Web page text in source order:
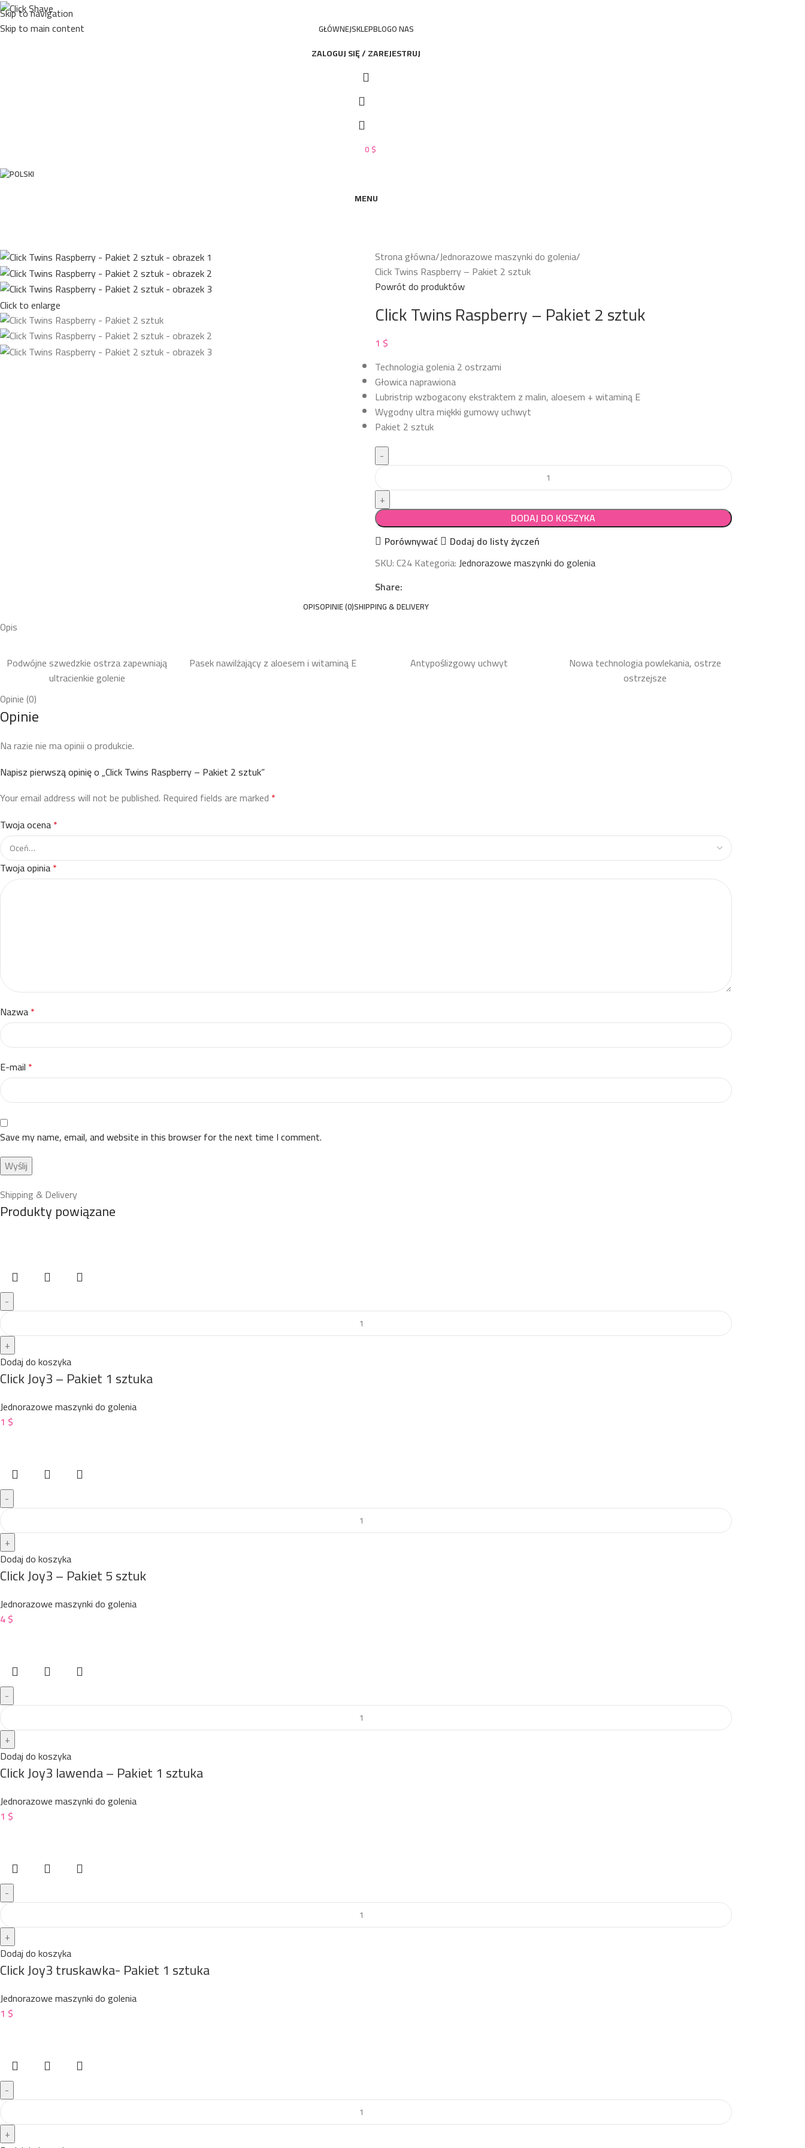
Skip to navigation
Skip to main content
GŁÓWNEJSKLEPBLOGO NAS
ZALOGUJ SIĘ / ZAREJESTRUJ
0$
MENU
Click to enlarge
Strona główna Jednorazowe maszynki do golenia
Click Twins Raspberry – Pakiet 2 sztuk
Powrót do produktów
Click Twins Raspberry – Pakiet 2 sztuk
1 $
Technologia golenia 2 ostrzami
Głowica naprawiona
Lubristrip wzbogacony ekstraktem z malin, aloesem + witaminą E
Wygodny ultra miękki gumowy uchwyt
Pakiet 2 sztuk
DODAJ DO KOSZYKA
Porównywać
Dodaj do listy życzeń
SKU:C24Kategoria:Jednorazowe maszynki do golenia
Share:
OPISOPINIE (0)SHIPPING & DELIVERY
Opis
Podwójne szwedzkie ostrza zapewniają
ultracienkie golenie
Pasek nawilżający z aloesem i witaminą E Antypoślizgowy uchwyt
Nowa technologia powlekania, ostrze
ostrzejsze
Opinie (0)
Opinie
Na razie nie ma opinii o produkcie.
Napisz pierwszą opinię o „Click Twins Raspberry – Pakiet 2 sztuk”
Your email address will not be published. Required fields are marked *
Twoja ocena*
Twoja opinia*
Nazwa*
E-mail *
Save my name, email, and website in this browser for the next time I comment.
Shipping & Delivery
Produkty powiązane
Dodaj do koszyka
Click Joy3 – Pakiet 1 sztuka
Jednorazowe maszynki do golenia
1 $
Dodaj do koszyka
Click Joy3 – Pakiet 5 sztuk
Jednorazowe maszynki do golenia
4$
Dodaj do koszyka
Click Joy3 lawenda – Pakiet 1 sztuka
Jednorazowe maszynki do golenia
1 $
Dodaj do koszyka
Click Joy3 truskawka- Pakiet 1 sztuka
Jednorazowe maszynki do golenia
1 $